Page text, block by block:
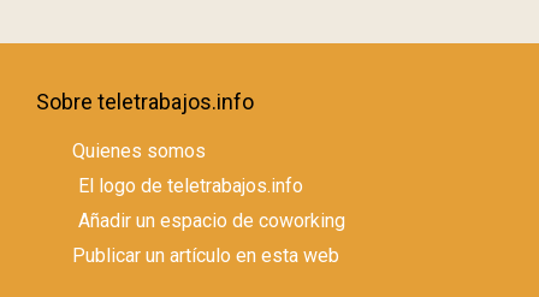
Sobre teletrabajos.info
Quienes somos
El logo de teletrabajos.info
Añadir un espacio de coworking
Publicar un artículo en esta web